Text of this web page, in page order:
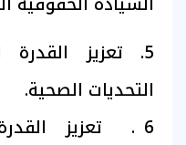
5. تعزيز
التحديات الصحية.
6 . تعزيز